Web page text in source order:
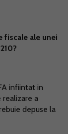
fiscale ale unei
infiintat in
realizare a
depuse la